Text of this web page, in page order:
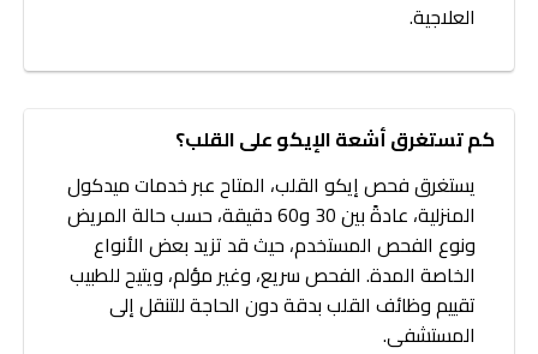
العلاجية.
كم تستغرق أشعة الإيكو على القلب؟
يستغرق فحص إيكو القلب، المتاح عبر خدمات ميدكول
المنزلية، عادةً بين 30 و60 دقيقة، حسب حالة المريض
ونوع الفحص المستخدم، حيث قد تزيد بعض الأنواع
الخاصة المدة. الفحص سريع، وغير مؤلم، ويتيح للطبيب
تقييم وظائف القلب بدقة دون الحاجة للتنقل إلى
المستشفى.